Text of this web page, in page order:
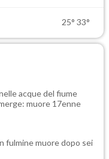
25° 33°
acque del fiume
muore 17enne
fulmine muore dopo sei